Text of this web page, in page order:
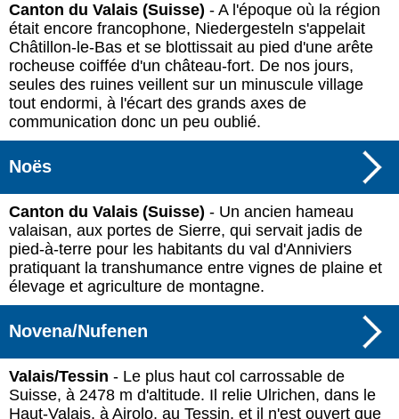
Canton du Valais (Suisse) - A l'époque où la région
était encore francophone, Niedergesteln s'appelait
Châtillon-le-Bas et se blottissait au pied d'une arête
rocheuse coiffée d'un château-fort. De nos jours,
seules des ruines veillent sur un minuscule village
tout endormi, à l'écart des grands axes de
communication donc un peu oublié.
Noës
Canton du Valais (Suisse) - Un ancien hameau
valaisan, aux portes de Sierre, qui servait jadis de
pied-à-terre pour les habitants du val d'Anniviers
pratiquant la transhumance entre vignes de plaine et
élevage et agriculture de montagne.
Novena/Nufenen
Valais/Tessin - Le plus haut col carrossable de
Suisse, à 2478 m d'altitude. Il relie Ulrichen, dans le
Haut-Valais, à Airolo, au Tessin, et il n'est ouvert que